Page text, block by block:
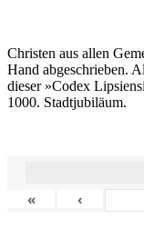
Christen aus allen
Hand abgeschrieben.
dieser »Codex
1000. Stadtjubiläum.
« ‹